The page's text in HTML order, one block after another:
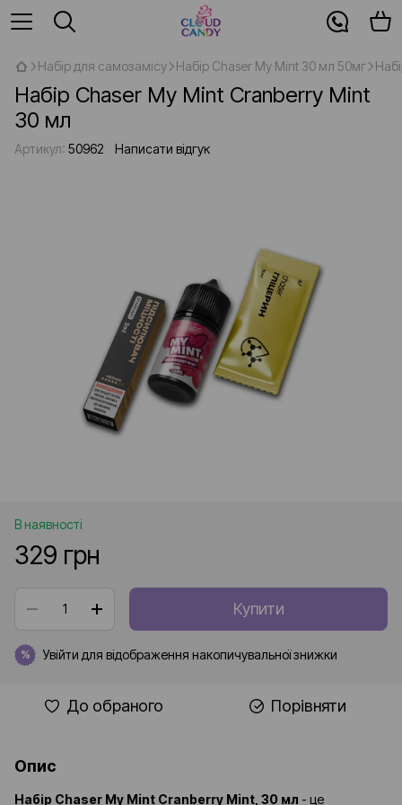
Набір для самозамісу Набір Chaser My Mint 30 мл 50мг
Набір Chaser My Mint Cranberry Mint
30 мл
Артикул: 50962 Написати відгук
В наявності
329 грн
Купити
% Увійти для відображення накопичувальної знижки
До обраного Порівняти
Опис
Набір Chaser My Mint Cranberry Mint, 30 мл - це